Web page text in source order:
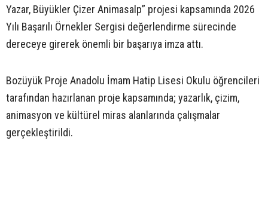
Yazar, Büyükler Çizer Animasalp” projesi kapsamında 2026
Yılı Başarılı Örnekler Sergisi değerlendirme sürecinde
dereceye girerek önemli bir başarıya imza attı.
Bozüyük Proje Anadolu İmam Hatip Lisesi Okulu öğrencileri
tarafından hazırlanan proje kapsamında; yazarlık, çizim,
animasyon ve kültürel miras alanlarında çalışmalar
gerçekleştirildi.